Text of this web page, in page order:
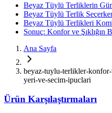
Beyaz Tüylü Terliklerin
Beyaz Tüylü Terlik
Beyaz Tüylü Terlikleri
Sonuç: Konfor ve Şıklığın
Ana Sayfa
beyaz-tuylu-terlikler-
yeri-ve-secim-ipuclari
Ürün Karşılaştırmaları